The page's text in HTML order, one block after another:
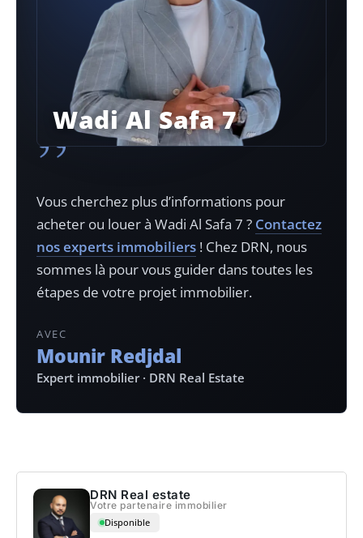
Wadi Al Safa 7
”
Vous cherchez plus d’informations pour
acheter ou louer à Wadi Al Safa 7 ? Contactez
nos experts immobiliers ! Chez DRN, nous
sommes là pour vous guider dans toutes les
étapes de votre projet immobilier.
AVEC
Mounir Redjdal
Expert immobilier · DRN Real Estate
DRN Real estate
Votre partenaire immobilier
Disponible